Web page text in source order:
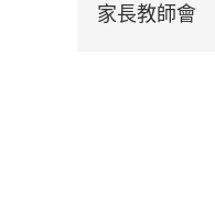
家長教師會